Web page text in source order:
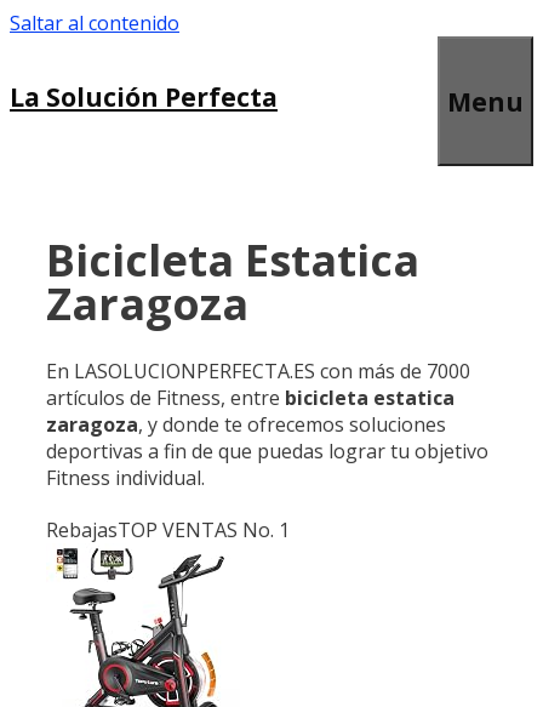
Saltar al contenido
La Solución Perfecta Menu
Bicicleta Estatica
Zaragoza
En LASOLUCIONPERFECTA.ES con más de 7000
artículos de Fitness, entre bicicleta estatica
zaragoza, y donde te ofrecemos soluciones
deportivas a fin de que puedas lograr tu objetivo
Fitness individual.
RebajasTOP VENTAS No. 1